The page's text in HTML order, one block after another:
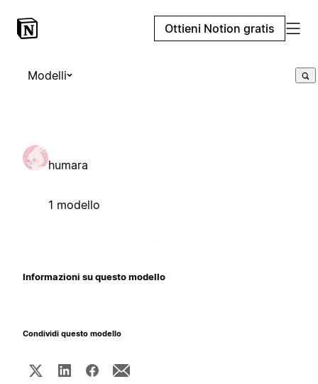
Ottieni Notion gratis
Modelli
humara
1 modello
Informazioni su questo modello
Condividi questo modello